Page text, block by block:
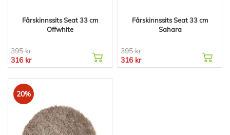
Fårskinnssits Seat 33 cm
Offwhite
395 kr
316 kr
Fårskinnssits Seat 33 cm
Sahara
395 kr
316 kr
20%